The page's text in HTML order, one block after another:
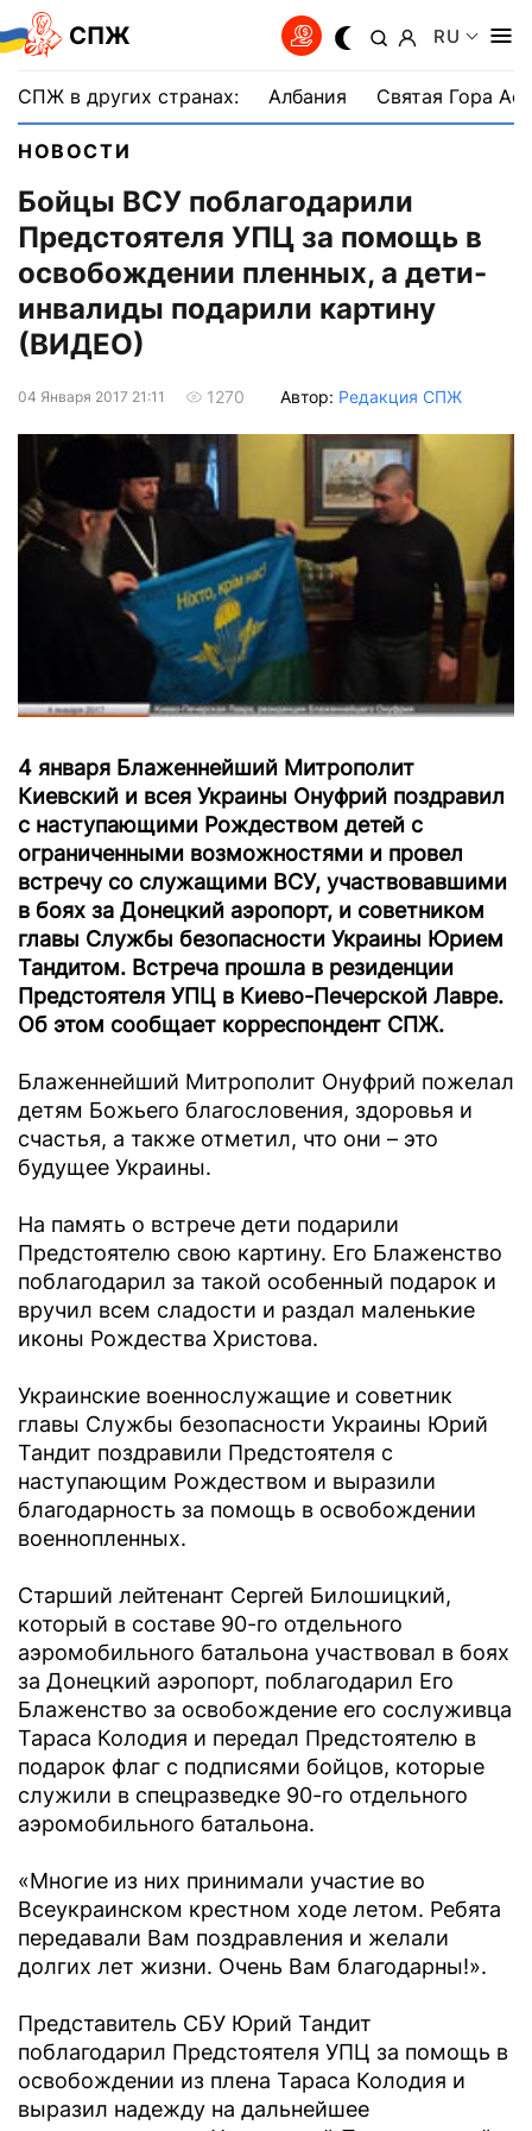
СПЖ RU
СПЖ в других странах: Албания Святая Гора
НОВОСТИ
Бойцы ВСУ поблагодарили
Предстоятеля УПЦ за помощь в
освобождении пленных, а дети-
инвалиды подарили картину
(ВИДЕО)
04 Января 2017 21:11 1270 Автор: Редакция СПЖ
4 января Блаженнейший Митрополит
Киевский и всея Украины Онуфрий поздравил
с наступающими Рождеством детей с
ограниченными возможностями и провел
встречу со служащими ВСУ, участвовавшими
в боях за Донецкий аэропорт, и советником
главы Службы безопасности Украины Юрием
Тандитом. Встреча прошла в резиденции
Предстоятеля УПЦ в Киево-Печерской Лавре.
Об этом сообщает корреспондент СПЖ.
Блаженнейший Митрополит Онуфрий пожелал
детям Божьего благословения, здоровья и
счастья, а также отметил, что они – это
будущее Украины.
На память о встрече дети подарили
Предстоятелю свою картину. Его Блаженство
поблагодарил за такой особенный подарок и
вручил всем сладости и раздал маленькие
иконы Рождества Христова.
Украинские военнослужащие и советник
главы Службы безопасности Украины Юрий
Тандит поздравили Предстоятеля с
наступающим Рождеством и выразили
благодарность за помощь в освобождении
военнопленных.
Старший лейтенант Сергей Билошицкий,
который в составе 90-го отдельного
аэромобильного батальона участвовал в боях
за Донецкий аэропорт, поблагодарил Его
Блаженство за освобождение его сослуживца
Тараса Колодия и передал Предстоятелю в
подарок флаг с подписями бойцов, которые
служили в спецразведке 90-го отдельного
аэромобильного батальона.
«Многие из них принимали участие во
Всеукраинском крестном ходе летом. Ребята
передавали Вам поздравления и желали
долгих лет жизни. Очень Вам благодарны!».
Представитель СБУ Юрий Тандит
поблагодарил Предстоятеля УПЦ за помощь в
освобождении из плена Тараса Колодия и
выразил надежду на дальнейшее